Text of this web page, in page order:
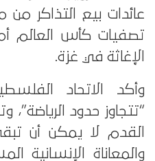
عائدات بيع التذاكر من
تصفيات كأس العالم
الإغاثة في غزة.
وأكد الاتحاد
“تتجاوز حدود الرياضة”،
القدم لا يمكن أن
والمعاناة الإنسانية